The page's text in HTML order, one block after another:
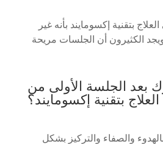
بتقنية إكسومايند بأنه غير
الكثيرون أن الجلسات مريحة
بعد الجلسة الأولى من
العلاج بتقنية إكسومايند؟
والصفاء والتركيز بشكل